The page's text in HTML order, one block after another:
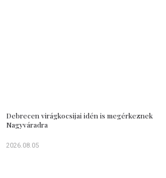
Debrecen virágkocsijai idén is megérkeznek
Nagyváradra
2026.08.05